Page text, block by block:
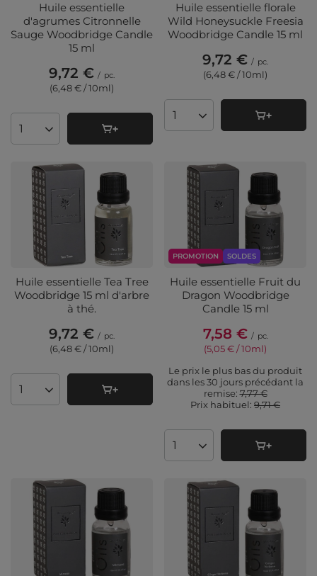
Huile essentielle
d'agrumes Citronnelle
Sauge Woodbridge Candle
15 ml
9,72 € / pc.
(6,48 € / 10ml)
Quantité de produits
Huile essentielle florale
Wild Honeysuckle Freesia
Woodbridge Candle 15 ml
9,72 € / pc.
(6,48 € / 10ml)
Quantité de produits
Huile essentielle Tea Tree
Woodbridge 15 ml d'arbre
à thé.
9,72 € / pc.
(6,48 € / 10ml)
Quantité de produits
PROMOTION SOLDES
Huile essentielle Fruit du
Dragon Woodbridge
Candle 15 ml
7,58 € / pc.
(5,05 € / 10ml)
Le prix le plus bas du produit
dans les 30 jours précédant la
remise:7,77 €
Prix ​​habituel: 9,71 €
Quantité de produits